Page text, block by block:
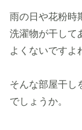
雨の日や花粉時
洗濯物が干して
よくないですよ
そんな部屋干し
でしょうか。